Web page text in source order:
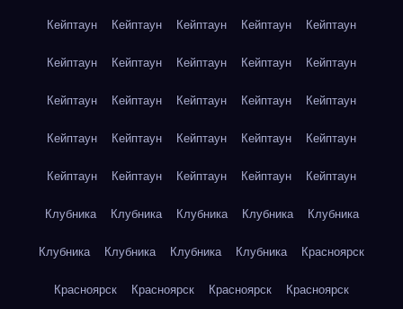
Кейптаун Кейптаун Кейптаун Кейптаун Кейптаун
Кейптаун Кейптаун Кейптаун Кейптаун Кейптаун
Кейптаун Кейптаун Кейптаун Кейптаун Кейптаун
Кейптаун Кейптаун Кейптаун Кейптаун Кейптаун
Кейптаун Кейптаун Кейптаун Кейптаун Кейптаун
Клубника Клубника Клубника Клубника Клубника
Клубника Клубника Клубника Клубника Красноярск
Красноярск Красноярск Красноярск Красноярск